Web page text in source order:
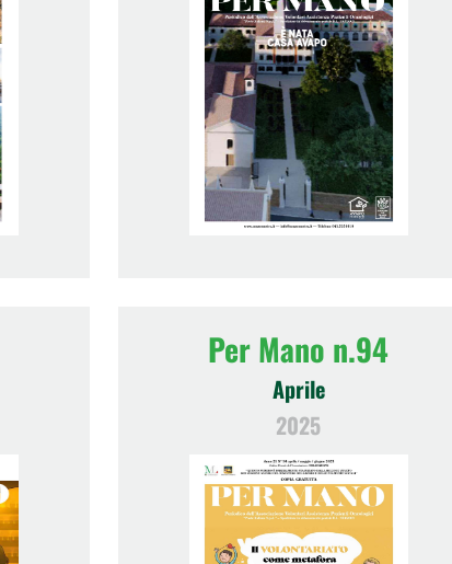
Per Mano n.94
Aprile
2025